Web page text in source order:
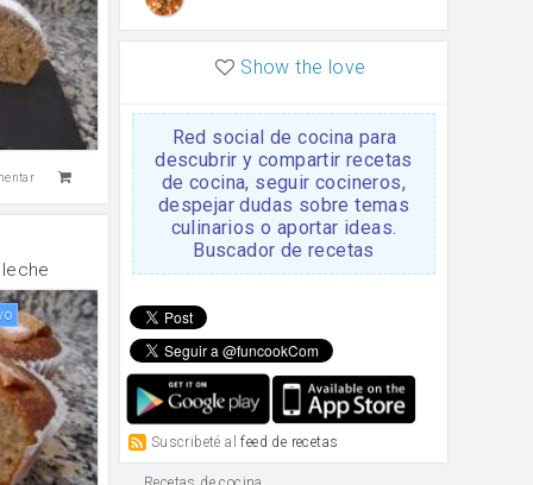
HOJALDROSA TV
enLasaña casera fácil y
rápida
https://youtu.be/J5e1ddxNWjk
HOJALDROSA TV
enGachas de la abuela
Rosa
https://youtu.be/Mz69gcVO3sI
enReceta Del Bizcocho
el bizcocho de xoco y en el
apartado de los ingredientes
te has olvidado de poner la
cantidad q se debería de
poner. Gracias. Rosa
Rosa en6 Magdalenas caseras
con pepitas de choco
Para una merienda por
Show the love
Red social de cocina para
descubrir y compartir recetas
de cocina, seguir cocineros,
despejar dudas sobre temas
culinarios o aportar ideas.
Buscador de recetas
Suscribeté alfeed de recetas